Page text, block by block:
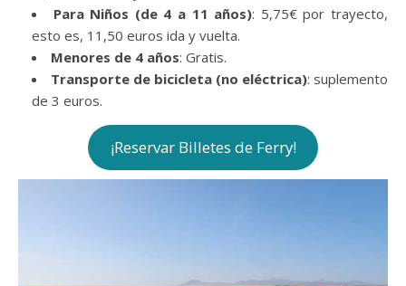
Para Niños (de 4 a 11 años): 5,75€ por trayecto,
esto es, 11,50 euros ida y vuelta.
Menores de 4 años: Gratis.
Transporte de bicicleta (no eléctrica): suplemento
de 3 euros.
¡Reservar Billetes de Ferry!